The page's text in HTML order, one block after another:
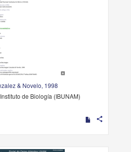
& Novelo, 1998
de Biología (IBUNAM)
share